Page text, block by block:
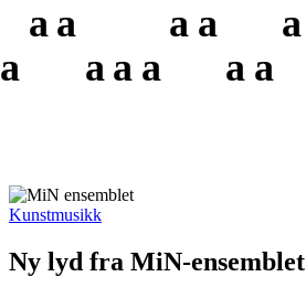
a
a
a
a
a
Kunstmusikk
Ny lyd fra MiN-ensemblet